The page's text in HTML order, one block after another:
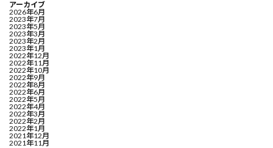
アーカイブ
2026年6月
2023年7月
2023年5月
2023年3月
2023年2月
2023年1月
2022年12月
2022年11月
2022年10月
2022年9月
2022年8月
2022年6月
2022年5月
2022年4月
2022年3月
2022年2月
2022年1月
2021年12月
2021年11月